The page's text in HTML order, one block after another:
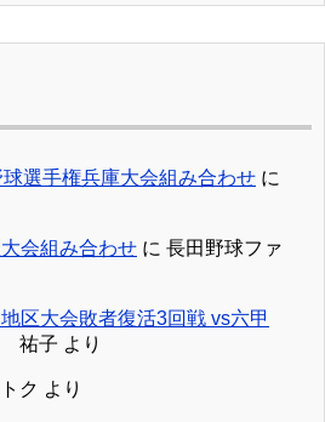
選手権兵庫大会組み合わせ に
会組み合わせ に 長田野球ファ
区大会敗者復活3回戦 vs六甲
祐子 より
トク より